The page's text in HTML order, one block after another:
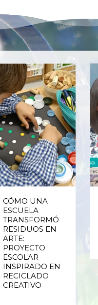
CÓMO UNA
ESCUELA
TRANSFORMÓ
RESIDUOS EN
ARTE:
PROYECTO
ESCOLAR
INSPIRADO EN
RECICLADO
CREATIVO